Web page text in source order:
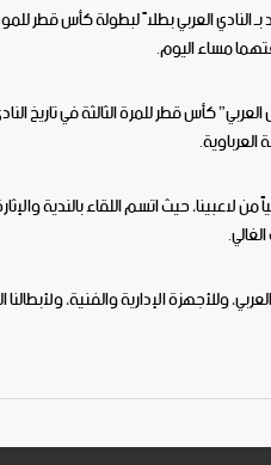
مساء اليوم.
العربي” كأس قطر للمرة الثالثة في
لاعبينا، حيث اتسم اللقاء بالندية
وللأجهزة الإدارية والفنية،